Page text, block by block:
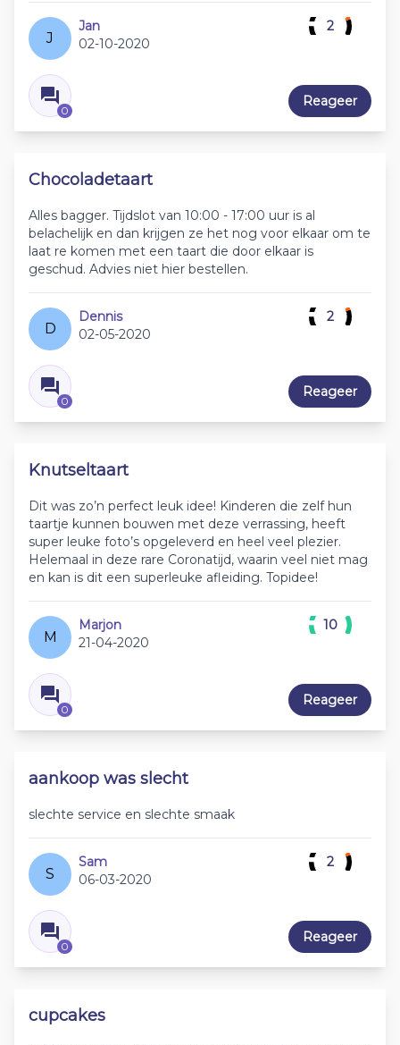
J
Jan
02-10-2020
0
2
Reageer
Chocoladetaart
Alles bagger. Tijdslot van 10:00 - 17:00 uur is al
belachelijk en dan krijgen ze het nog voor elkaar om te
laat re komen met een taart die door elkaar is
geschud. Advies niet hier bestellen.
D
Dennis
02-05-2020
0
2
Reageer
Knutseltaart
Dit was zo’n perfect leuk idee! Kinderen die zelf hun
taartje kunnen bouwen met deze verrassing, heeft
super leuke foto’s opgeleverd en heel veel plezier.
Helemaal in deze rare Coronatijd, waarin veel niet mag
en kan is dit een superleuke afleiding. Topidee!
M
Marjon
21-04-2020
0
10
Reageer
aankoop was slecht
slechte service en slechte smaak
S
Sam
06-03-2020
0
2
Reageer
cupcakes